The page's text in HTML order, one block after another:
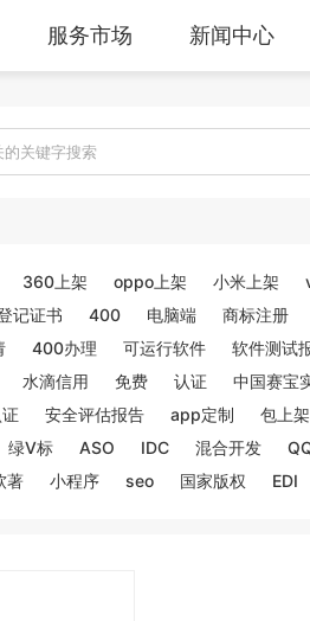
服务市场 新闻中心
360上架 oppo上架 小米上架
记证书 400 电脑端 商标注册
400办理 可运行软件 软件测试
水滴信用 免费 认证 中国赛宝
安全评估报告 app定制 包上架
绿V标 ASO IDC 混合开发
著 小程序 seo 国家版权 EDI